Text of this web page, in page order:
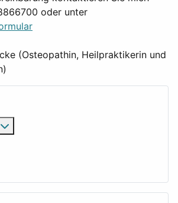
oder unter
(Osteopathin, Heilpraktikerin und